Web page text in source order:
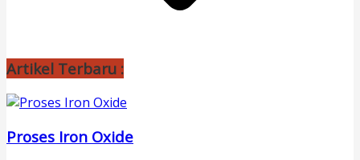
Artikel Terbaru :
Proses Iron Oxide